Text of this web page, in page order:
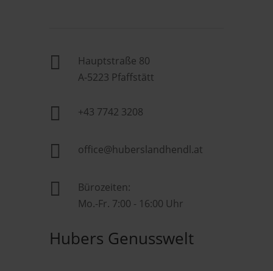

Hauptstraße 80
A-5223 Pfaffstätt
 +43 7742 3208
 office@huberslandhendl.at

Bürozeiten:
Mo.-Fr. 7:00 - 16:00 Uhr
Hubers Genusswelt